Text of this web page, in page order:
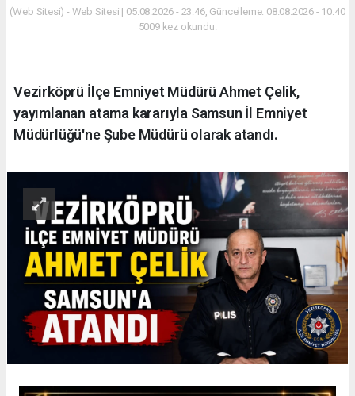
(Web Sitesi) - Web Sitesi | 05.08.2026 - 23:46, Güncelleme: 08.08.2026 - 10:40
5009 kez okundu.
Vezirköprü İlçe Emniyet Müdürü Ahmet Çelik,
yayımlanan atama kararıyla Samsun İl Emniyet
Müdürlüğü'ne Şube Müdürü olarak atandı.